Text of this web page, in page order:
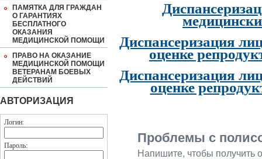
ПАМЯТКА ДЛЯ ГРАЖДАН
О ГАРАНТИЯХ
БЕСПЛАТНОГО
ОКАЗАНИЯ
МЕДИЦИНСКОЙ ПОМОЩИ
ПРАВО НА ОКАЗАНИЕ
МЕДИЦИНСКОЙ ПОМОЩИ
ВЕТЕРАНАМ БОЕВЫХ
ДЕЙСТВИЙ
АВТОРИЗАЦИЯ
Логин:
Пароль:
Диспансеризация
оценке
Диспансеризация
оценке
Проблемы с
Напишите, чтобы получить